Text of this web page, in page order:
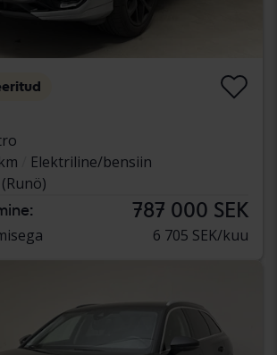
Elektriline/bensiin
787 000 SEK
6 705 SEK/kuu